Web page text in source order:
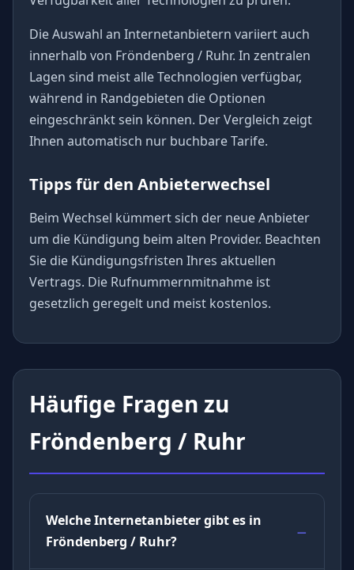
Die Auswahl an Internetanbietern variiert auch
innerhalb von Fröndenberg / Ruhr. In zentralen
Lagen sind meist alle Technologien verfügbar,
während in Randgebieten die Optionen
eingeschränkt sein können. Der Vergleich zeigt
Ihnen automatisch nur buchbare Tarife.
Tipps für den Anbieterwechsel
Beim Wechsel kümmert sich der neue Anbieter
um die Kündigung beim alten Provider. Beachten
Sie die Kündigungsfristen Ihres aktuellen
Vertrags. Die Rufnummernmitnahme ist
gesetzlich geregelt und meist kostenlos.
Häufige Fragen zu
Fröndenberg / Ruhr
Welche Internetanbieter gibt es in
Fröndenberg / Ruhr?